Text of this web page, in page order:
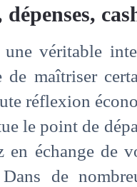
une véritable
de maîtriser
réflexion
le point de
en échange de
Dans de